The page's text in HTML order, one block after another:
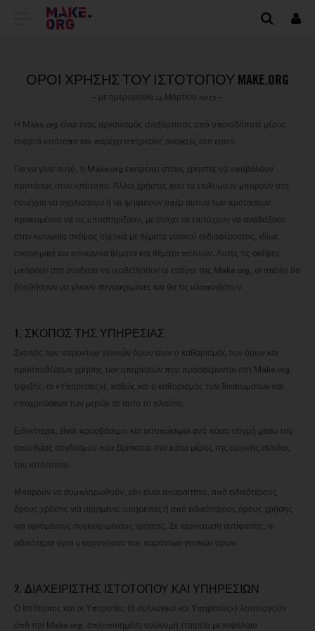
ΜΕΤΆΒΑΣΗ
ΑΡΧΙΚΉ
ΣΕΛΊΔΑ
ΤΟΥ
ΌΡΟΙ ΧΡΉΣΗΣ ΤΟΥ ΙΣΤΌΤΟΠΟΥ MAKE.ORG
- με ημερομηνία 14 Μαρτίου 2023 -
Η Make.org είναι ένας οργανισμός ανεξάρτητος από οποιοδήποτε μέρος
αναρτά ιστότοπο και παρέχει υπηρεσίες ανοικτές στο κοινό.
Για να γίνει αυτό, η Make.org επιτρέπει στους χρήστες να υποβάλουν
προτάσεις στον ιστότοπο. Άλλοι χρήστες που το επιθυμούν μπορούν στη
συνέχεια να σχολιάσουν ή να ψηφίσουν υπέρ αυτών των προτάσεων
προκειμένου να τις υποστηρίξουν, με στόχο να επιτύχουν να αναδείξουν
στην κοινωνία σκέψεις σχετικά με θέματα γενικού ενδιαφέροντος, ιδίως
οικονομικά και κοινωνικά θέματα και θέματα πολιτών. Αυτές τις σκέψεις
μπορούν στη συνέχεια να υιοθετήσουν οι εταίροι της Make.org, οι οποίοι θα
βοηθήσουν να γίνουν συγκεκριμένες και θα τις υλοποιήσουν.
1. ΣΚΟΠΌΣ ΤΗΣ ΥΠΗΡΕΣΊΑΣ
Σκοπός των παρόντων γενικών όρων είναι ο καθορισμός των όρων και
προϋποθέσεων χρήσης των υπηρεσιών που προσφέρονται στη Make.org
(εφεξής: οι «Υπηρεσίες»), καθώς και ο καθορισμός των δικαιωμάτων και
υποχρεώσεων των μερών σε αυτό το πλαίσιο.
Ειδικότερα, είναι προσβάσιμοι και εκτυπώσιμοι ανά πάσα στιγμή μέσω του
απευθείας συνδέσμου που βρίσκεται στο κάτω μέρος της αρχικής σελίδας
του ιστότοπου.
Μπορούν να συμπληρωθούν, εάν είναι απαραίτητο, από ειδικότερους
όρους χρήσης για ορισμένες υπηρεσίες ή από ειδικότερους όρους χρήσης
για ορισμένους συγκεκριμένους χρήστες. Σε περίπτωση αντίφασης, οι
ειδικότεροι όροι υπερισχύουν των παρόντων γενικών όρων.
2. ΔΙΑΧΕΙΡΙΣΤΉΣ ΙΣΤΌΤΟΠΟΥ ΚΑΙ ΥΠΗΡΕΣΙΏΝ
Ο Ιστότοπος και οι Υπηρεσίες (ή συλλογικά «οι Υπηρεσίες») λειτουργούν
από την Make.org, απλοποιημένη ανώνυμη εταιρεία με κεφάλαιο